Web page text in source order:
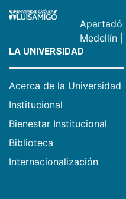
Apartadó
Medellín
LA UNIVERSIDAD
Acerca de la Universidad
Institucional
Bienestar Institucional
Biblioteca
Internacionalización